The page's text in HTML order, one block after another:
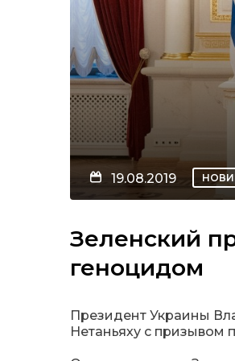
19.08.2019
Зеленский
геноцидом
Президент Украины
Нетаньяху с призывом